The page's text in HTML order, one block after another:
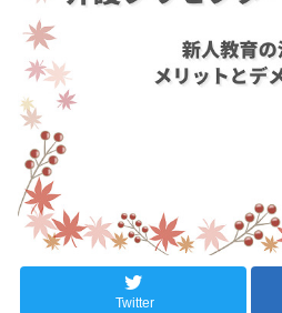
Twitter